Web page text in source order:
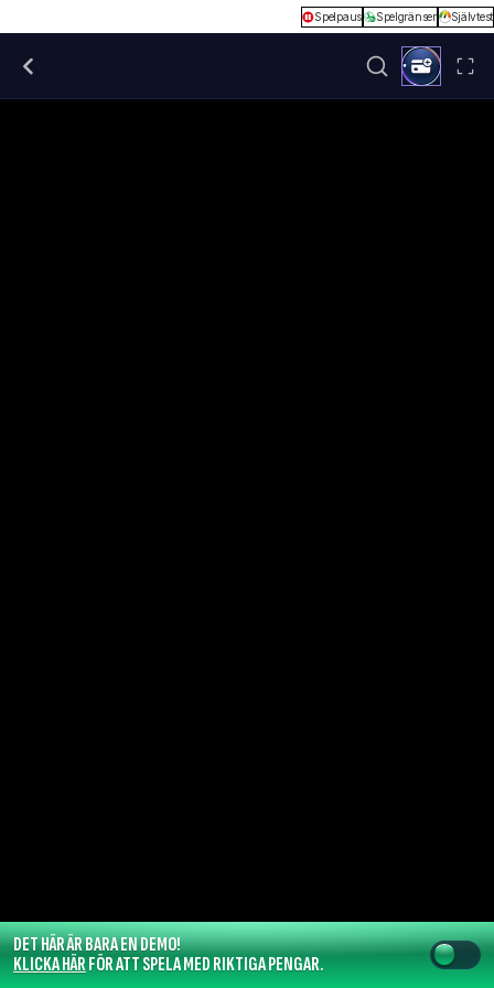
Spelpaus Spelgränser Självtest
DET HÄR ÄR BARA EN DEMO!
KLICKA HÄRFÖR ATT SPELA MED RIKTIGA PENGAR.